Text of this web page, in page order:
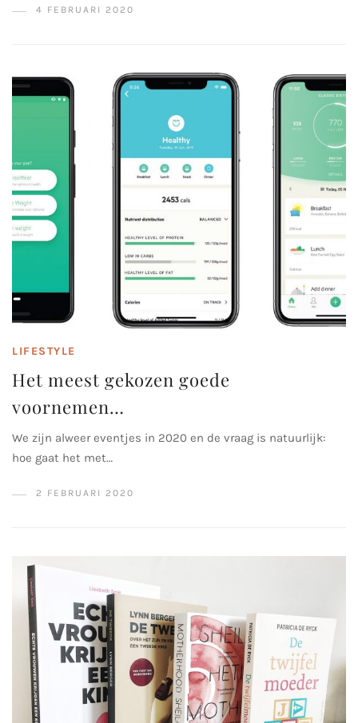
4 FEBRUARI 2020
LIFESTYLE
Het meest gekozen goede
voornemen…
We zijn alweer eventjes in 2020 en de vraag is natuurlijk:
hoe gaat het met…
2 FEBRUARI 2020